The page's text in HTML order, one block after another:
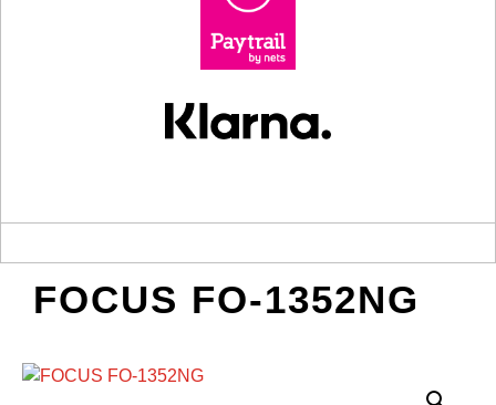
FOCUS FO-1352NG